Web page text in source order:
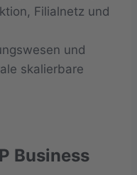
Filialnetz und
und
skalierbare
Business